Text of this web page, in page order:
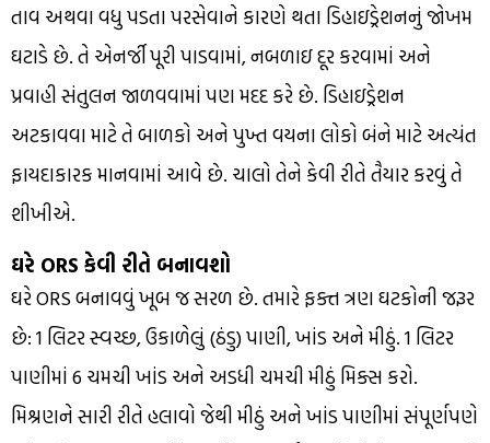
તાવ અથવા વધુ પડતા પરસેવાને કારણે થતા ડિહાઇડ્રેશનનું જોખમ
ઘટાડે છે. તે એનર્જી પૂરી પાડવામાં, નબળાઇ દૂર કરવામાં અને
પ્રવાહી સંતુલન જાળવવામાં પણ મદદ કરે છે. ડિહાઇડ્રેશન
અટકાવવા માટે તે બાળકો અને પુખ્ત વયના લોકો બંને માટે અત્યંત
ફાયદાકારક માનવામાં આવે છે. ચાલો તેને કેવી રીતે તૈયાર કરવું તે
શીખીએ.
ઘરે ORS કેવી રીતે બનાવશો
ઘરે ORS બનાવવું ખૂબ જ સરળ છે. તમારે ફક્ત ત્રણ ઘટકોની જરૂર
છે: 1 લિટર સ્વચ્છ, ઉકાળેલું (ઠંડુ) પાણી, ખાંડ અને મીઠું. 1 લિટર
પાણીમાં 6 ચમચી ખાંડ અને અડધી ચમચી મીઠું મિક્સ કરો.
મિશ્રણને સારી રીતે હલાવો જેથી મીઠું અને ખાંડ પાણીમાં સંપૂર્ણપણે